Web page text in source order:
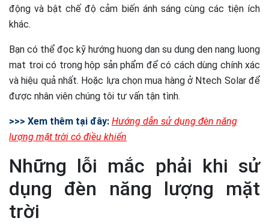
động và bật chế độ cảm biến ánh sáng cùng các tiện ích
khác.
Bạn có thể đọc kỹ hướng huong dan su dung den nang luong
mat troi có trong hộp sản phẩm để có cách dùng chính xác
và hiệu quả nhất. Hoặc lựa chọn mua hàng ở Ntech Solar để
được nhân viên chúng tôi tư vấn tận tình.
>>> Xem thêm tại đây: Hướng dẫn sử dụng đèn năng
lượng mặt trời có điều khiển
Những lỗi mắc phải khi sử
dụng đèn năng lượng mặt
trời